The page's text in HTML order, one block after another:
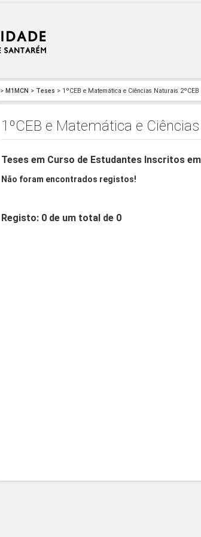
> M1MCN > Teses > 1ºCEB e Matemática e Ciências Naturais 2ºCEB
1ºCEB e Matemática e
Teses em Curso de Estudantes Inscritos
Não foram encontrados registos!
Registo: 0 de um total de 0